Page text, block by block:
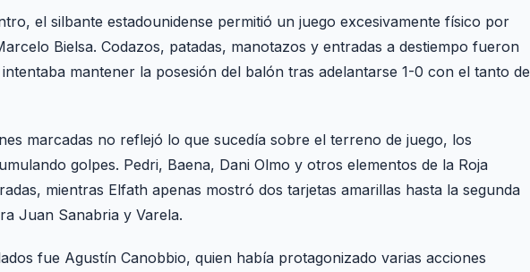
el silbante estadounidense permitió un juego excesivamente físico por
Bielsa. Codazos, patadas, manotazos y entradas a destiempo fueron
mantener la posesión del balón tras adelantarse 1-0 con el tanto de
marcadas no reflejó lo que sucedía sobre el terreno de juego, los
golpes. Pedri, Baena, Dani Olmo y otros elementos de la Roja
mientras Elfath apenas mostró dos tarjetas amarillas hasta la segunda
Juan Sanabria y Varela.
fue Agustín Canobbio, quien había protagonizado varias acciones